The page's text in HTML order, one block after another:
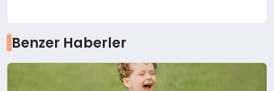
Benzer Haberler